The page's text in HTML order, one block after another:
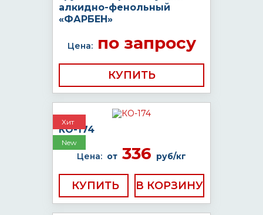
алкидно-фенольный
«ФАРБЕН»
Цена:по запросу
КУПИТЬ
Хит
New
КО-174
Цена: от 336 руб/кг
КУПИТЬ